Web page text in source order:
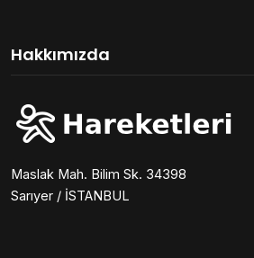
Hakkımızda
Maslak Mah. Bilim Sk. 34398
Sarıyer / İSTANBUL